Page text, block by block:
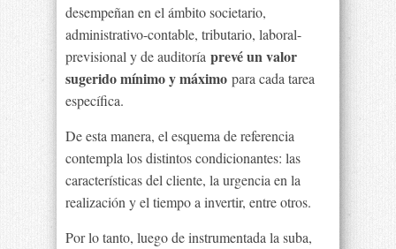
desempeñan en el ámbito societario,
administrativo-contable, tributario, laboral-
previsional y de auditoría prevé un valor
sugerido mínimo y máximo para cada tarea
específica.
De esta manera, el esquema de referencia
contempla los distintos condicionantes: las
características del cliente, la urgencia en la
realización y el tiempo a invertir, entre otros.
Por lo tanto, luego de instrumentada la suba,